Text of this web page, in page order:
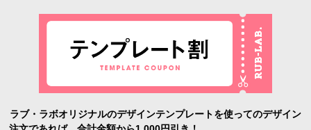
ラブ・ラボオリジナルのデザインテンプレートを使ってのデザイン